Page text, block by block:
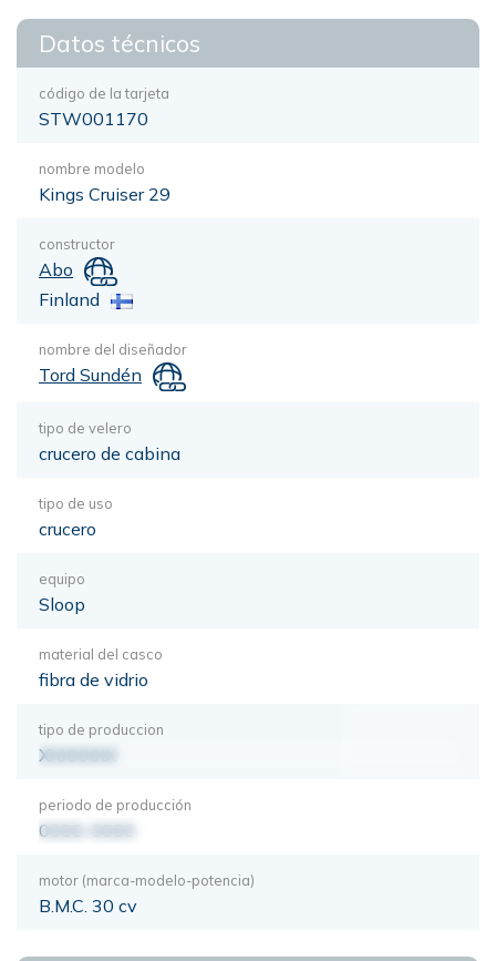
Datos técnicos
código de la tarjeta
STW001170
nombre modelo
Kings Cruiser 29
constructor
Abo
Finland
nombre del diseñador
Tord Sundén
tipo de velero
crucero de cabina
tipo de uso
crucero
equipo
Sloop
material del casco
fibra de vidrio
tipo de produccion
XXXXXXX
periodo de producción
0000-0000
motor (marca-modelo-potencia)
B.M.C. 30 cv